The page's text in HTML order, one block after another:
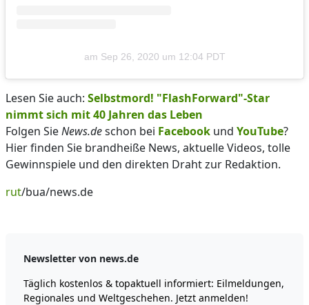
am Sep 26, 2020 um 12:04 PDT
Lesen Sie auch: Selbstmord! "FlashForward"-Star
nimmt sich mit 40 Jahren das Leben
Folgen SieNews.deschon bei Facebook und YouTube?
Hier finden Sie brandheiße News, aktuelle Videos, tolle
Gewinnspiele und den direkten Draht zur Redaktion.
rut/bua/news.de
Newsletter von news.de
Täglich kostenlos & topaktuell informiert: Eilmeldungen,
Regionales und Weltgeschehen. Jetzt anmelden!